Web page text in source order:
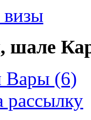
шале
Вары (6)
рассылку